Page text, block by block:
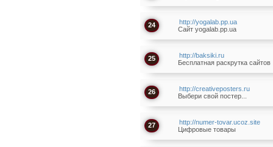
24
http://yogalab.pp.ua
Сайт yogalab.pp.ua
25
http://baksiki.ru
Бесплатная раскрутка сайтов
26
http://creativeposters.ru
Выбери свой постер...
27
http://numer-tovar.ucoz.site
Цифровые товары